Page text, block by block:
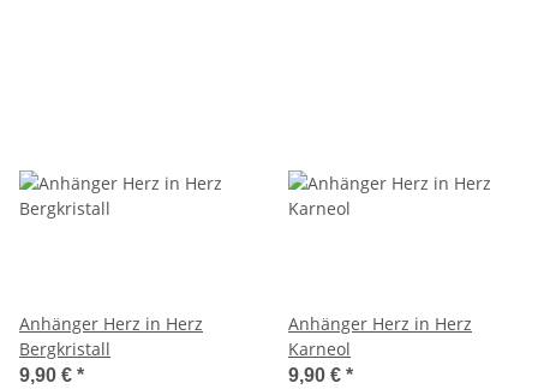
Anhänger Herz in Herz
Bergkristall
9,90 € *
Anhänger Herz in Herz
Karneol
9,90 € *